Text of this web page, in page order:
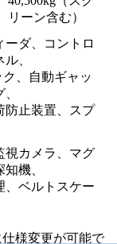
リーン含む）
ーダ、コントロ
、
、自動ギャッ
防止装置、スプ
視カメラ、マグ
機、
、ベルトスケー
様変更が可能で